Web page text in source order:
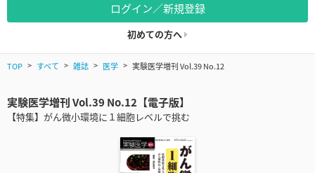
ログイン／新規登録
初めての方へ
TOP すべて 雑誌 医学 実験医学増刊 Vol.39 No.12
実験医学増刊 Vol.39 No.12【電子版】
【特集】がん微小環境に１細胞レベルで挑む